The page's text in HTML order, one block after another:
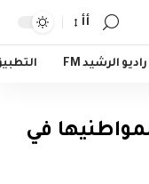
أأ
راديو الرشيد FM
في